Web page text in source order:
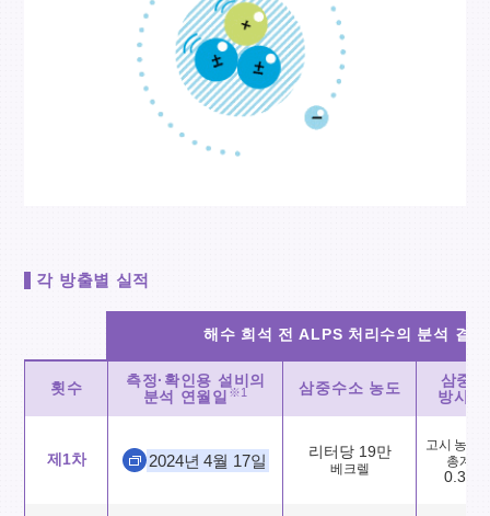
각 방출별 실적
해수 희석 전 ALPS 처리수의 분석 결과
횟수
측정·확인용 설비의
분석 연월일 ※1 삼중수소 농도
삼중
방사
제1차 2024년 4월 17일 리터당 19만
베크렐
고시 농도
총계
0.31